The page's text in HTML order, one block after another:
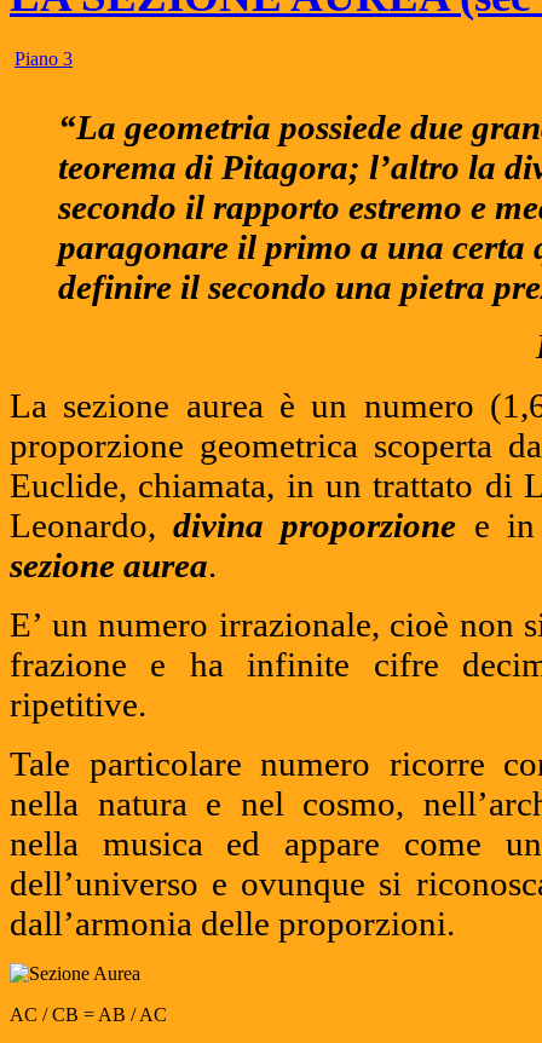
Piano 3
“La geometria possiede due
teorema di Pitagora; l’altro la
secondo il rapporto estremo e
paragonare il primo a una certa
definire il secondo una pietra
La sezione aurea è un numero
proporzione geometrica scoperta
Euclide, chiamata, in un trattato di
Leonardo,divina proporzione e in
sezione aurea.
E’ un numero irrazionale, cioè non
frazione e ha infinite cifre
ripetitive.
Tale particolare numero ricorre
nella natura e nel cosmo,
nella musica ed appare come
dell’universo e ovunque si
dall’armonia delle proporzioni.
AC / CB = AB / AC